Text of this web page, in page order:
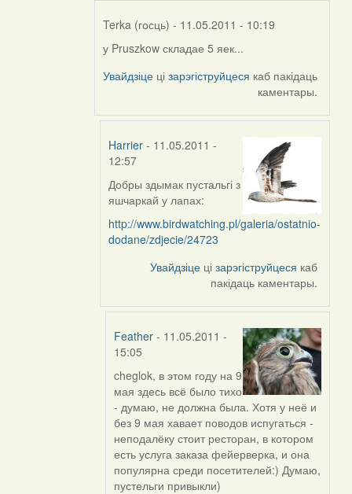
Terka (госць) - 11.05.2011 - 10:19
In
reply
Harrier
у Pruszkow складае 5 яек...
Увайдзіце цізарэгіструйцеся каб пакідаць
каментары.
Harrier - 11.05.2011 -
12:57
In
reply
to
by
Добры здымак пустальгі з
яшчаркай у лапах:
http://www.birdwatching.pl/galeria/ostatnio-
dodane/zdjecie/24723
Увайдзіце цізарэгіструйцеся каб
пакідаць каментары.
Feather - 11.05.2011 -
15:05
In
reply
to
by
Harrier
cheglok, в этом году на 9
мая здесь всё было тихо
- думаю, не должна была. Хотя у неё и
без 9 мая хавает поводов испугаться -
неподалёку стоит ресторан, в котором
есть услуга заказа фейерверка, и она
популярна среди посетителей:) Думаю,
пустельги привыкли)